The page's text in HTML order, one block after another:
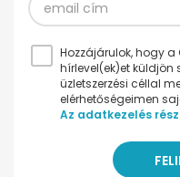
Hozzájárulok, hogy
hírlevel(ek)et küldjön
üzletszerzési céllal
elérhetőségeimen
Az adatkezelés